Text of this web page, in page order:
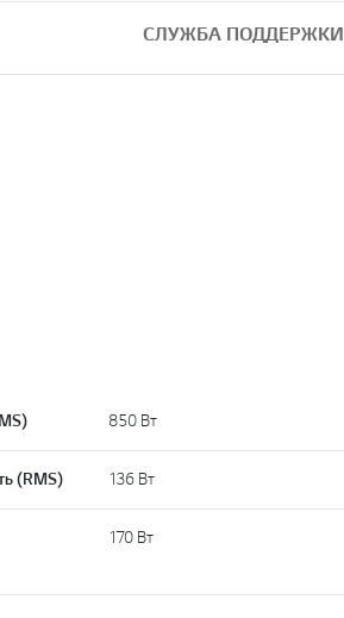
СЛУЖБА ПОДДЕРЖКИ
850 Вт
(RMS) 136 Вт
170 Вт